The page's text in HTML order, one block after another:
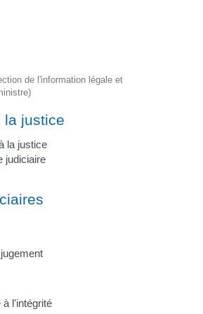
de l'information légale et
la justice
la justice
judiciaire
à l'intégrité